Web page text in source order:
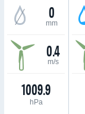
0
mm
0.4
m/s
1009.9
hPa